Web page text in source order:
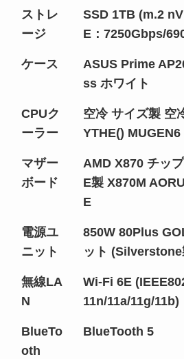
ストレ
ージ
SSD 1TB (m.2
E：7250Gbps/
ケース
ASUS Prime
ss ホワイト
CPUク
ーラー
空冷 サイズ製 空
YTHE()
マザー
ボード
AMD X870 チッ
E製 X870M
E
電源ユ
ニット
850W 80Plus
ット (Silverstone
無線LA
N
Wi-Fi 6E
11n/11a/11g/11b)
BlueTo
oth
BlueTooth 5